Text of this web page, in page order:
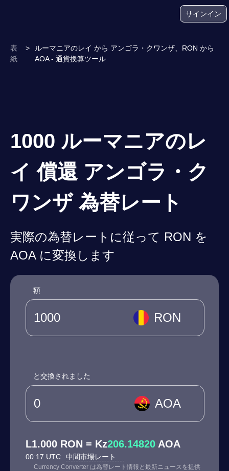
サインイン
表
紙
>
ルーマニアのレイ から アンゴラ・クワンザ、RON から
AOA - 通貨換算ツール
1000 ルーマニアのレ
イ 償還 アンゴラ・ク
ワンザ 為替レート
実際の為替レートに従って RON を
AOA に変換します
額
RON
と交換されました
AOA
L1.000 RON = Kz206.14820 AOA
00:17 UTC 中間市場レート
Currency Converter は為替レート情報と最新ニュースを提供